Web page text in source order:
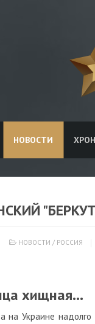
НОВОСТИ
НОВОСТИ / РОССИЯ
хищная...
на Украине